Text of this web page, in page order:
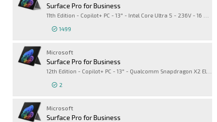
Surface Pro for Business
1499
Microsoft
Surface Pro for Business
2
Microsoft
Surface Pro for Business